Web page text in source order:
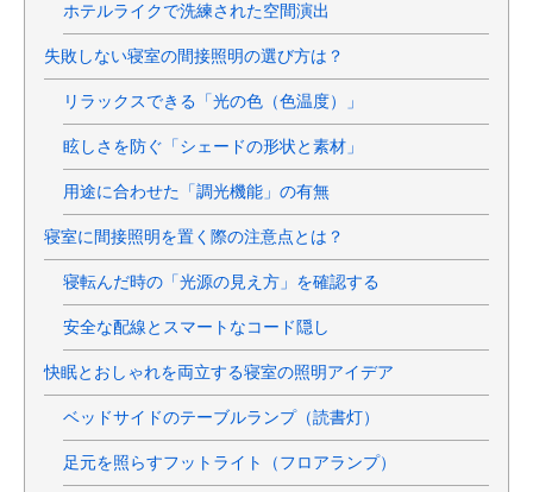
ホテルライクで洗練された空間演出
失敗しない寝室の間接照明の選び方は？
リラックスできる「光の色（色温度）」
眩しさを防ぐ「シェードの形状と素材」
用途に合わせた「調光機能」の有無
寝室に間接照明を置く際の注意点とは？
寝転んだ時の「光源の見え方」を確認する
安全な配線とスマートなコード隠し
快眠とおしゃれを両立する寝室の照明アイデア
ベッドサイドのテーブルランプ（読書灯）
足元を照らすフットライト（フロアランプ）